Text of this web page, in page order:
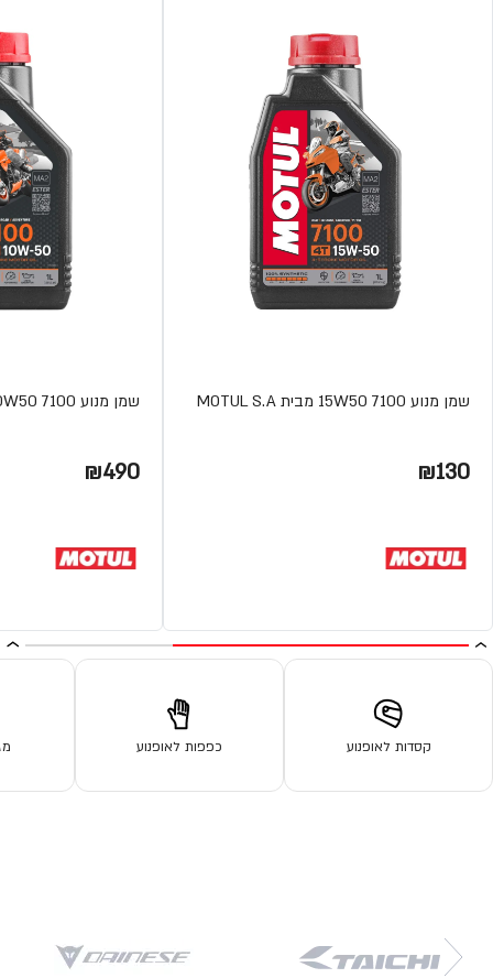
שמן מנוע 15W50 7100 מבית MOTUL S.A
₪130
שמן מנוע 10W50 7100 מבית MOTUL S.A
₪490
קסדות לאופנוע כפפות לאופנוע